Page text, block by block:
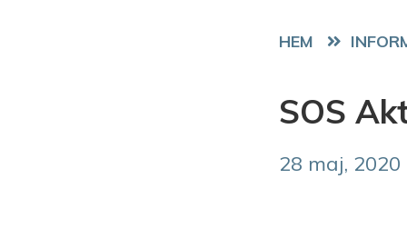
HEM
SOS
28 maj, 2020